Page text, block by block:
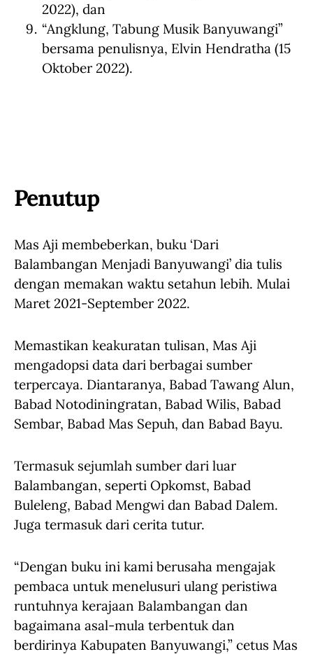
2022), dan
“Angklung, Tabung Musik Banyuwangi”
bersama penulisnya, Elvin Hendratha (15
Oktober 2022).
Penutup
Mas Aji membeberkan, buku ‘Dari
Balambangan Menjadi Banyuwangi’ dia tulis
dengan memakan waktu setahun lebih. Mulai
Maret 2021-September 2022.
Memastikan keakuratan tulisan, Mas Aji
mengadopsi data dari berbagai sumber
terpercaya. Diantaranya, Babad Tawang Alun,
Babad Notodiningratan, Babad Wilis, Babad
Sembar, Babad Mas Sepuh, dan Babad Bayu.
Termasuk sejumlah sumber dari luar
Balambangan, seperti Opkomst, Babad
Buleleng, Babad Mengwi dan Babad Dalem.
Juga termasuk dari cerita tutur.
“Dengan buku ini kami berusaha mengajak
pembaca untuk menelusuri ulang peristiwa
runtuhnya kerajaan Balambangan dan
bagaimana asal-mula terbentuk dan
berdirinya Kabupaten Banyuwangi,” cetus Mas